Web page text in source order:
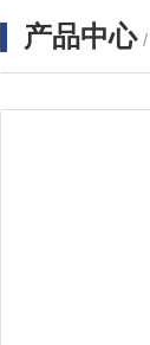
产品中心